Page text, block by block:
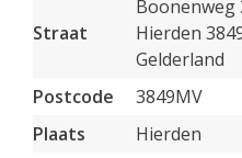
Straat
Boonenweg
Hierden
Gelderland
Postcode
3849MV
Plaats
Hierden